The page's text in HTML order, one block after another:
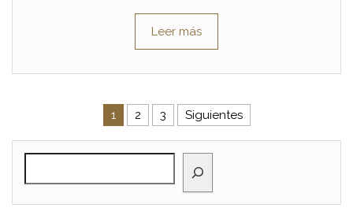
Leer más
Paginación de entradas
1 2 3 Siguientes